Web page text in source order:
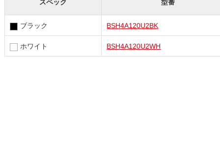
ブラック BSH4A120U2BK
ホワイト BSH4A120U2WH